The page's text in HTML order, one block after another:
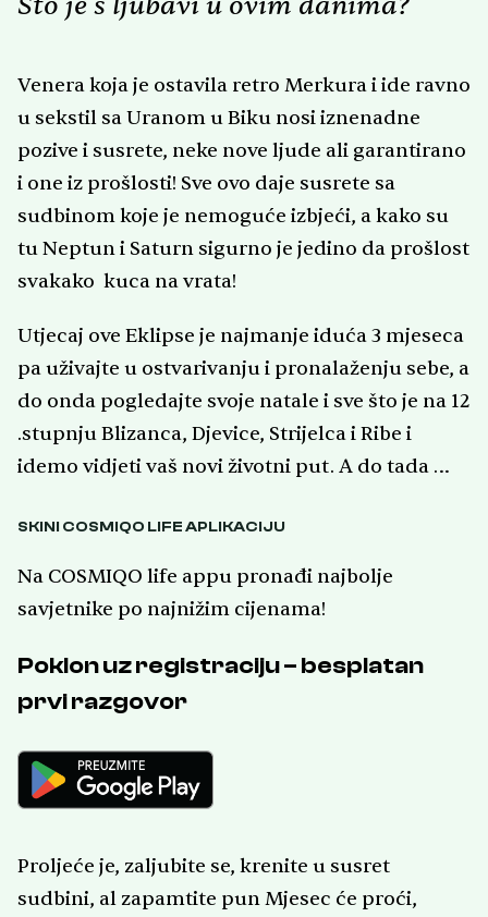
Venera koja je ostavila retro Merkura i ide ravno
u sekstil sa Uranom u Biku nosi iznenadne
pozive i susrete, neke nove ljude ali garantirano
i one iz prošlosti! Sve ovo daje susrete sa
sudbinom koje je nemoguće izbjeći, a kako su
tu Neptun i Saturn sigurno je jedino da prošlost
svakako kuca na vrata!
Utjecaj ove Eklipse je najmanje iduća 3 mjeseca
pa uživajte u ostvarivanju i pronalaženju sebe, a
do onda pogledajte svoje natale i sve što je na 12
.stupnju Blizanca, Djevice, Strijelca i Ribe i
idemo vidjeti vaš novi životni put. A do tada …
SKINI COSMIQO LIFE APLIKACIJU
Na COSMIQO life appu pronađi najbolje
savjetnike po najnižim cijenama!
Poklon uz registraciju – besplatan
prvi razgovor
Proljeće je, zaljubite se, krenite u susret
sudbini, al zapamtite pun Mjesec će proći,